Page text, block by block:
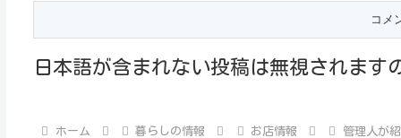
日本語が含まれない投稿は無視されます
ホーム 暮らしの情報 お店情報 管理人が